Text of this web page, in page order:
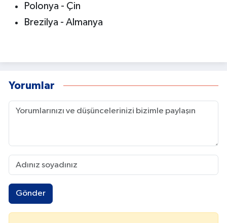
Polonya - Çin
Brezilya - Almanya
Yorumlar
Gönder